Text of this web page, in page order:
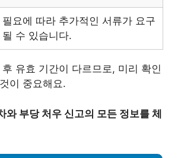
필요에 따라 추가적인 서류가 요구
될 수 있습니다.
유효 기간이 다르므로, 미리 확인
이 중요해요.
와 부당 처우 신고의 모든 정보를 체